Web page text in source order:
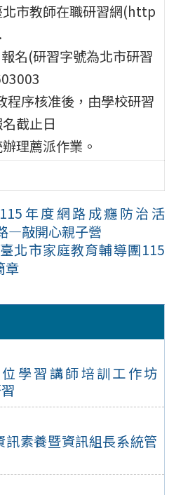
學習講師培訓工作坊
素養暨資訊組長系統管
北市教師在職研習網(http
名(研習字號為北市研習
程序核准後，由學校研習
截止日
理薦派作業。
115年度網路成癮防治活
—敲開心親子營
臺北市家庭教育輔導團115
章